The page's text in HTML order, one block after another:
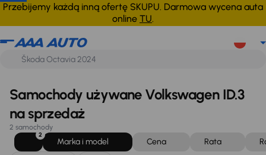
Przebijemy każdą inną ofertę SKUPU. Darmowa wycena auta
online TU.
Volkswagen ID.3 Anuluj wszystko
Samochody używane Volkswagen ID.3
na sprzedaż
2 samochody
2
Marka i model Cena Rata